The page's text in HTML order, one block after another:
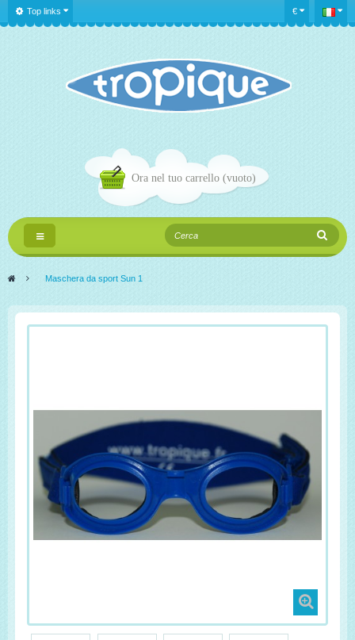
€
Top links
Ora nel tuo carrello (vuoto)
Navigazione
Toggle
> Maschera da sport Sun 1